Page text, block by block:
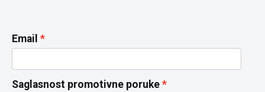
Email
Saglasnost promotivne poruke